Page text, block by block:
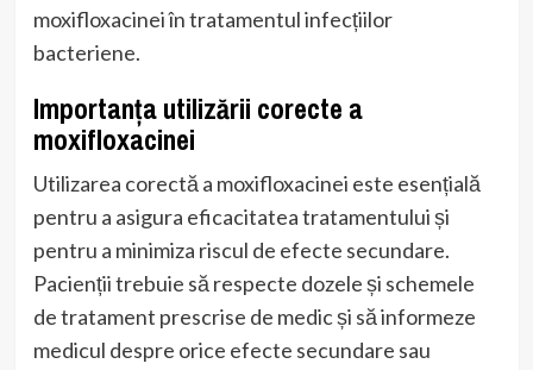
moxifloxacinei în tratamentul infecțiilor
bacteriene.
Importanța utilizării corecte a
moxifloxacinei
Utilizarea corectă a moxifloxacinei este esențială
pentru a asigura eficacitatea tratamentului și
pentru a minimiza riscul de efecte secundare.
Pacienții trebuie să respecte dozele și schemele
de tratament prescrise de medic și să informeze
medicul despre orice efecte secundare sau